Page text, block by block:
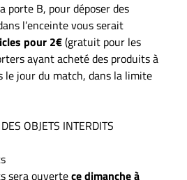
porte B, pour déposer des
l’enceinte vous serait
pour 2€(gratuit pour les
ayant acheté des produits à
le jour du match, dans la limite
OBJETS INTERDITS
sera ouvertece dimanche à